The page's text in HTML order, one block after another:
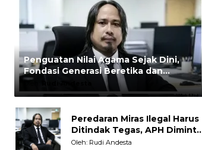
Penguatan Nilai Agama Sejak Dini,
Fondasi Generasi Beretika dan
BermoralRudi Andesta
Peredaran Miras Ilegal Harus
Ditindak Tegas, APH Diminta
Tegakkan Hukum Tanpa
Oleh: Rudi Andesta